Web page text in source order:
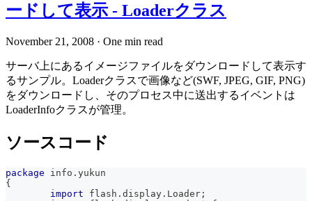
ードして表示 - Loaderクラス
November 21, 2008 · One min read
サーバ上にあるイメージファイルをダウンロードして表示す
るサンプル。Loaderクラスで画像など(SWF, JPEG, GIF, PNG)
をダウンロードし、そのプロセス中に送出するイベントは
LoaderInfoクラスが管理。
ソースコード
package info . yukun
{
import flash . display . Loader ;